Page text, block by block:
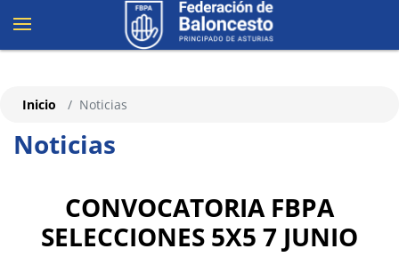
Noticias
Inicio Noticias
CONVOCATORIA FBPA
SELECCIONES 5X5 7 JUNIO